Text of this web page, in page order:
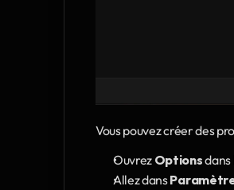
Vous pouvez créer des
Ouvrez Options dans
Allez dans